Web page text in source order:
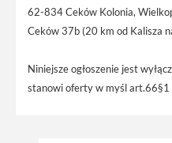
62-834 Ceków Kolonia,
Ceków 37b (20 km od Kalisza
Niniejsze ogłoszenie jest
stanowi oferty w myśl